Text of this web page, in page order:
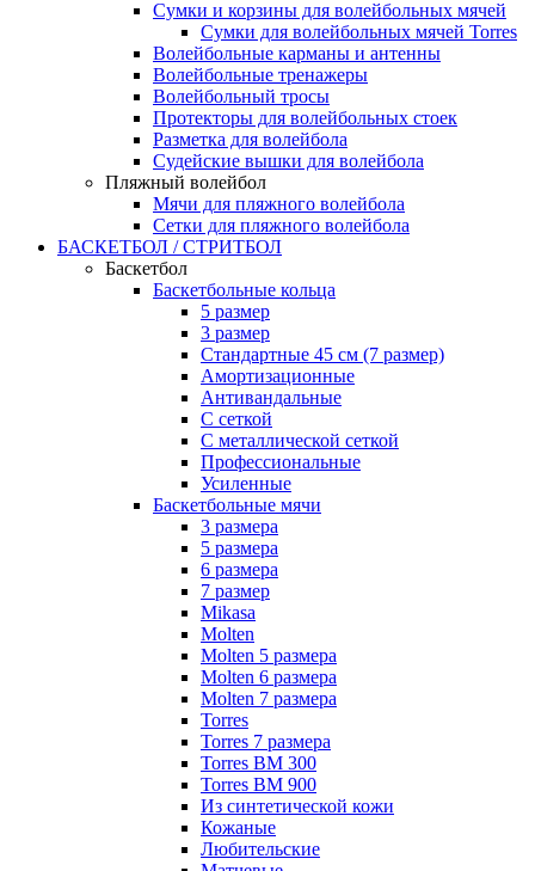
Сумки и корзины для волейбольных мячей
Сумки для волейбольных мячей Torres
Волейбольные карманы и антенны
Волейбольные тренажеры
Волейбольный тросы
Протекторы для волейбольных стоек
Разметка для волейбола
Судейские вышки для волейбола
Пляжный волейбол
Мячи для пляжного волейбола
Сетки для пляжного волейбола
БАСКЕТБОЛ / СТРИТБОЛ
Баскетбол
Баскетбольные кольца
5 размер
3 размер
Стандартные 45 см (7 размер)
Амортизационные
Антивандальные
С сеткой
С металлической сеткой
Профессиональные
Усиленные
Баскетбольные мячи
3 размера
5 размера
6 размера
7 размер
Mikasa
Molten
Molten 5 размера
Molten 6 размера
Molten 7 размера
Torres
Torres 7 размера
Torres BM 300
Torres BM 900
Из синтетической кожи
Кожаные
Любительские